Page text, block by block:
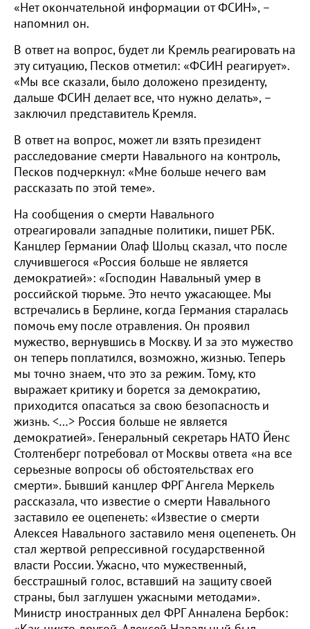
«Нет окончательной информации от ФСИН», –
напомнил он.
В ответ на вопрос, будет ли Кремль реагировать на
эту ситуацию, Песков отметил: «ФСИН реагирует».
«Мы все сказали, было доложено президенту,
дальше ФСИН делает все, что нужно делать», –
заключил представитель Кремля.
В ответ на вопрос, может ли взять президент
расследование смерти Навального на контроль,
Песков подчеркнул: «Мне больше нечего вам
рассказать по этой теме».
На сообщения о смерти Навального
отреагировали западные политики, пишет РБК.
Канцлер Германии Олаф Шольц сказал, что после
случившегося «Россия больше не является
демократией»: «Господин Навальный умер в
российской тюрьме. Это нечто ужасающее. Мы
встречались в Берлине, когда Германия старалась
помочь ему после отравления. Он проявил
мужество, вернувшись в Москву. И за это мужество
он теперь поплатился, возможно, жизнью. Теперь
мы точно знаем, что это за режим. Тому, кто
выражает критику и борется за демократию,
приходится опасаться за свою безопасность и
жизнь. <…> Россия больше не является
демократией». Генеральный секретарь НАТО Йенс
Столтенберг потребовал от Москвы ответа «на все
серьезные вопросы об обстоятельствах его
смерти». Бывший канцлер ФРГ Ангела Меркель
рассказала, что известие о смерти Навального
заставило ее оцепенеть: «Известие о смерти
Алексея Навального заставило меня оцепенеть. Он
стал жертвой репрессивной государственной
власти России. Ужасно, что мужественный,
бесстрашный голос, вставший на защиту своей
страны, был заглушен ужасными методами».
Министр иностранных дел ФРГ Анналена Бербок: